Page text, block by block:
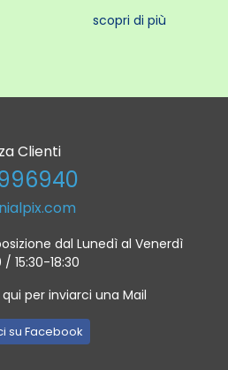
scopri di più
Clienti
dal Lunedì al Venerdì
/ 15:30-18:30
per inviarci una Mail
su Facebook